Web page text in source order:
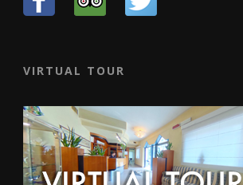
VIRTUAL TOUR